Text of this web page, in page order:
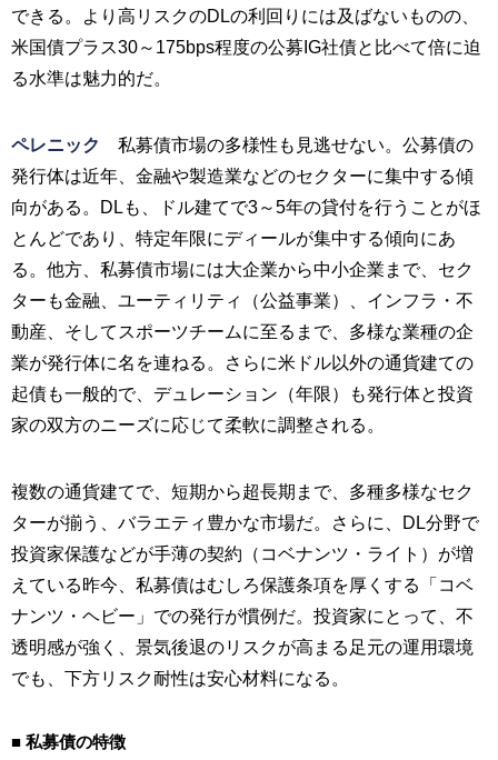
できる。より高リスクのDLの利回りには及ばないものの、
米国債プラス30～175bps程度の公募IG社債と比べて倍に迫
る水準は魅力的だ。
ペレニック
私募債市場の多様性も見逃せない。公募債の
発行体は近年、金融や製造業などのセクターに集中する傾
向がある。DLも、ドル建てで3～5年の貸付を行うことがほ
とんどであり、特定年限にディールが集中する傾向にあ
る。他方、私募債市場には大企業から中小企業まで、セク
ターも金融、ユーティリティ（公益事業）、インフラ・不
動産、そしてスポーツチームに至るまで、多様な業種の企
業が発行体に名を連ねる。さらに米ドル以外の通貨建ての
起債も一般的で、デュレーション（年限）も発行体と投資
家の双方のニーズに応じて柔軟に調整される。
複数の通貨建てで、短期から超長期まで、多種多様なセク
ターが揃う、バラエティ豊かな市場だ。さらに、DL分野で
投資家保護などが手薄の契約（コベナンツ・ライト）が増
えている昨今、私募債はむしろ保護条項を厚くする「コベ
ナンツ・ヘビー」での発行が慣例だ。投資家にとって、不
透明感が強く、景気後退のリスクが高まる足元の運用環境
でも、下方リスク耐性は安心材料になる。
■ 私募債の特徴